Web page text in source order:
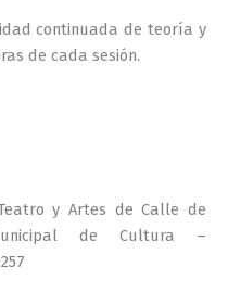
continuada de teoría y
de cada sesión.
y Artes de Calle de
de Cultura –